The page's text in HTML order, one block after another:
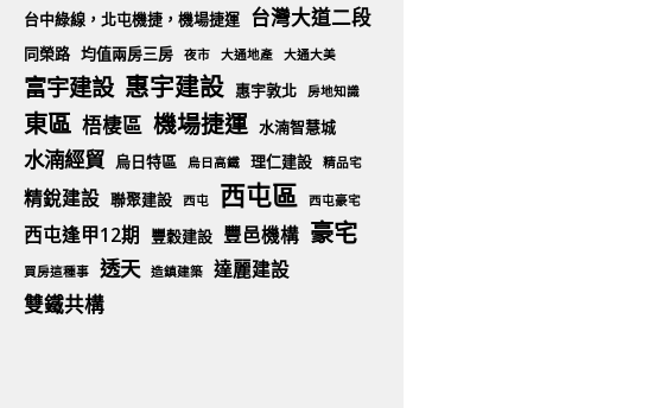
台中綠線，北屯機捷，機場捷運 台灣大道二段
同榮路 均值兩房三房 夜市 大通地產 大通大美
富宇建設 惠宇建設 惠宇敦北 房地知識
東區 梧棲區 機場捷運 水湳智慧城
水湳經貿 烏日特區 烏日高鐵 理仁建設 精品宅
精銳建設 聯聚建設 西屯 西屯區 西屯豪宅
西屯逢甲12期 豐穀建設 豐邑機構 豪宅
買房這種事 透天 造鎮建築 達麗建設
雙鐵共構